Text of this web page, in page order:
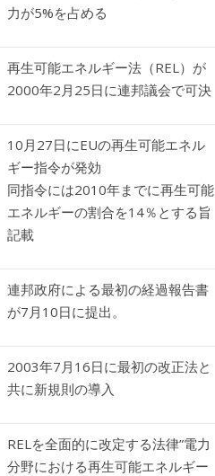
力が5%を占める
再生可能エネルギー法（REL）が
2000年2月25日に連邦議会で可決
10月27日にEUの再生可能エネル
ギー指令が発効
同指令には2010年までに再生可能
エネルギーの割合を14％とする旨
記載
連邦政府による最初の経過報告書
が7月10日に提出。
2003年7月16日に最初の改正法と
共に新規則の導入
RELを全面的に改定する法律”電力
分野における再生可能エネルギー